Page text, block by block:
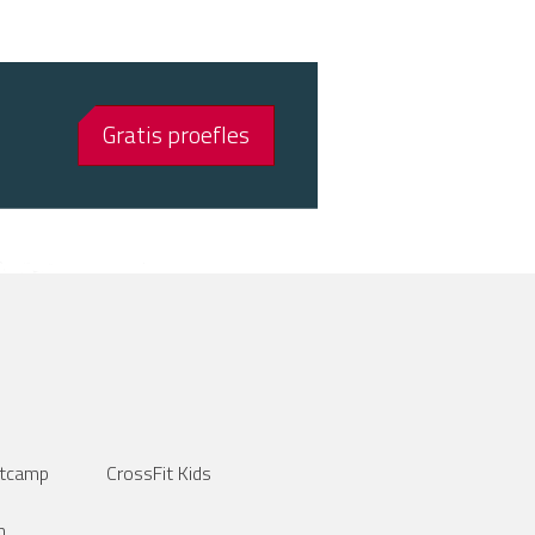
Gratis proefles
CrossFit Kids